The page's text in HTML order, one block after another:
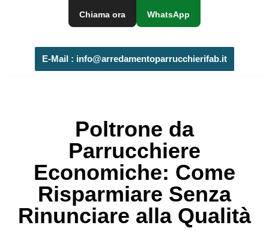
Chiama ora WhatsApp
E-Mail : info@arredamentoparrucchierifab.it
Poltrone da
Parrucchiere
Economiche: Come
Risparmiare Senza
Rinunciare alla Qualità